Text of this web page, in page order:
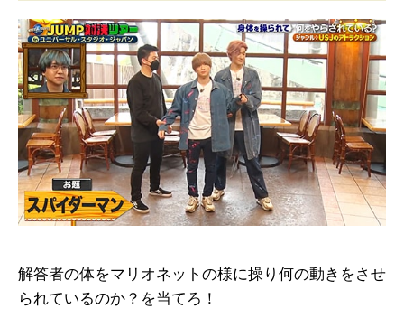
解答者の体をマリオネットの様に操り何の動きをさせ
られているのか？を当てろ！